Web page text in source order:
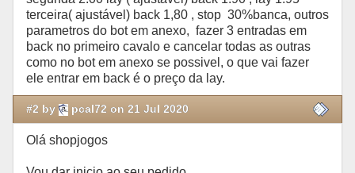
terceira( ajustável) back 1,80 , stop 30%banca, outros
parametros do bot em anexo, fazer 3 entradas em
back no primeiro cavalo e cancelar todas as outras
como no bot em anexo se possivel, o que vai fazer
ele entrar em back é o preço da lay.
#2 by pcal72 on 21 Jul 2020
Olá shopjogos